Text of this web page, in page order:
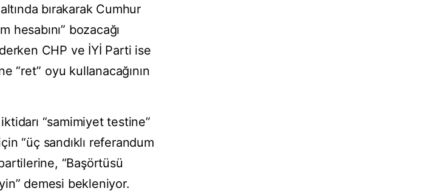
bırakarak Cumhur
hesabını” bozacağı
CHP ve İYİ Parti ise
“ret” oyu kullanacağının
“samimiyet testine”
“üç sandıklı referandum
“Başörtüsü
demesi bekleniyor.